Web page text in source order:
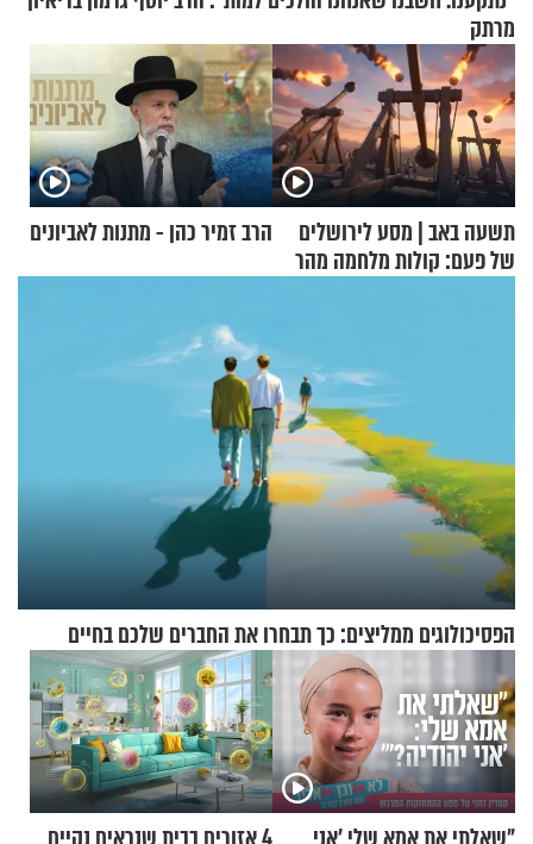
מרתק
תשעה באב | מסע לירושלים
של פעם: קולות מלחמה מהר
הרב זמיר כהן - מתנות לאביונים
הפסיכולוגים ממליצים: כך תבחרו את החברים שלכם בחיים